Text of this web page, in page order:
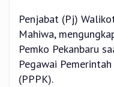
Penjabat (Pj)
Mahiwa,
Pemko Pekanbaru
Pegawai
(PPPK).